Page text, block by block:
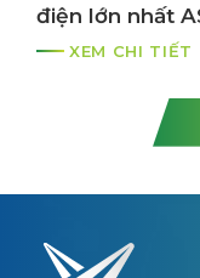
điện lớn nhất
XEM CHI TIẾT